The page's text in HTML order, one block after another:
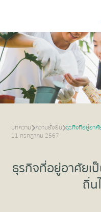
บทความ ความยั่งยืน ธุรกิจที่อยู่อาศั
11 กรกฎาคม 2567
ธุรกิจที่อยู่อาศัยเ
ถิ่น